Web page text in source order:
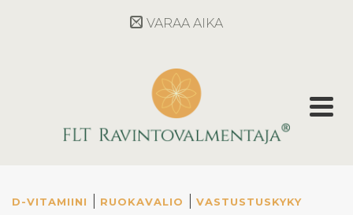
VARAA AIKA
D-VITAMIINI | RUOKAVALIO | VASTUSTUSKYKY